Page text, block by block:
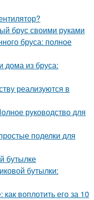
брус своими руками
бруса: полное
дома из бруса:
реализуются в
руководство для
поделки для
бутылке
бутылки:
воплотить его за 10